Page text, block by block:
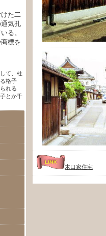
木口家住宅
た二
気孔
る。
標を
て、柱
格子
れる
とか千